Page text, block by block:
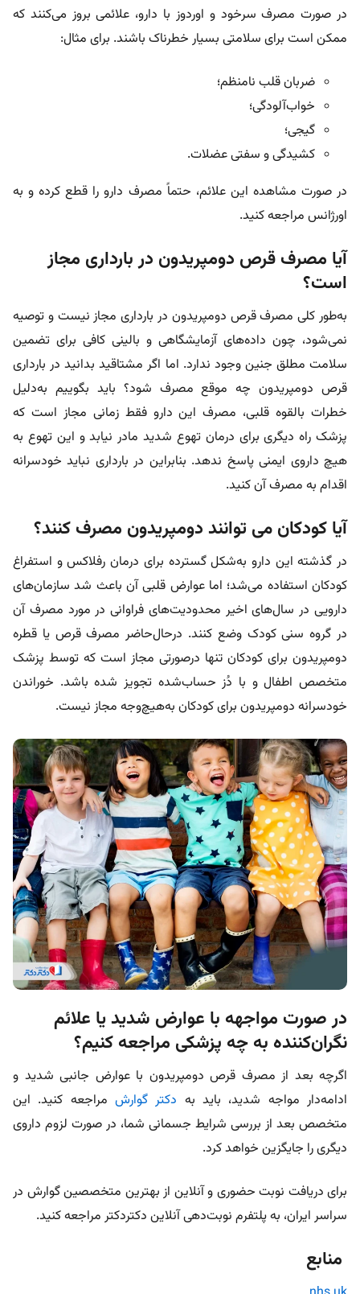
در صورت مصرف سرخود و اوردوز با دارو، علائمی بروز می‌کنند که
ممکن است برای سلامتی بسیار خطرناک باشند. برای مثال:
ضربان قلب نامنظم؛
خواب‌آلودگی؛
گیجی؛
کشیدگی و سفتی عضلات.
در صورت مشاهده این علائم، حتماً مصرف دارو را قطع کرده و به
اورژانس مراجعه کنید.
آیا مصرف قرص دومپریدون در بارداری مجاز
است؟
به‌طور کلی مصرف قرص دومپریدون در بارداری مجاز نیست و توصیه
نمی‌شود، چون داده‌های آزمایشگاهی و بالینی کافی برای تضمین
سلامت مطلق جنین وجود ندارد. اما اگر مشتاقید بدانید در بارداری
قرص دومپریدون چه موقع مصرف شود؟ باید بگوییم به‌دلیل
خطرات بالقوه قلبی، مصرف این دارو فقط زمانی مجاز است که
پزشک راه دیگری برای درمان تهوع شدید مادر نیابد و این تهوع به
هیچ داروی ایمنی پاسخ ندهد. بنابراین در بارداری نباید خودسرانه
اقدام به مصرف آن کنید.
آیا کودکان می توانند دومپریدون مصرف کنند؟
در گذشته این دارو به‌شکل گسترده برای درمان رفلاکس و استفراغ
کودکان استفاده می‌شد؛ اما عوارض قلبی آن باعث شد سازمان‌های
دارویی در سال‌های اخیر محدودیت‌های فراوانی در مورد مصرف آن
در گروه سنی کودک وضع کنند. در‌حال‌حاضر مصرف قرص یا قطره
دومپریدون برای کودکان تنها درصورتی مجاز است که توسط پزشک
متخصص اطفال و با دُز حساب‌شده تجویز شده باشد. خوراندن
خودسرانه دومپریدون برای کودکان به‌هیچ‌وجه مجاز نیست.
در صورت مواجهه با عوارض شدید یا علائم
نگران‌کننده به چه پزشکی مراجعه کنیم؟
اگرچه بعد از مصرف قرص دومپریدون با عوارض جانبی شدید و
ادامه‌دار مواجه شدید، باید به دکتر گوارش مراجعه کنید. این
متخصص بعد از بررسی شرایط جسمانی شما، در صورت لزوم داروی
دیگری را جایگزین خواهد کرد.
برای دریافت نوبت حضوری و آنلاین از بهترین متخصصین گوارش در
سراسر ایران، به پلتفرم نوبت‌دهی آنلاین دکتردکتر مراجعه کنید.
منابع